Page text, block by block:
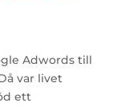
Adwords till
var livet
ett